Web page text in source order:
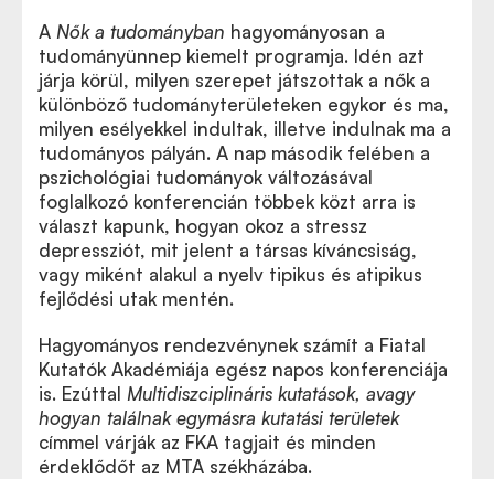
A Nők a tudományban hagyományosan a
tudományünnep kiemelt programja. Idén azt
járja körül, milyen szerepet játszottak a nők a
különböző tudományterületeken egykor és ma,
milyen esélyekkel indultak, illetve indulnak ma a
tudományos pályán. A nap második felében a
pszichológiai tudományok változásával
foglalkozó konferencián többek közt arra is
választ kapunk, hogyan okoz a stressz
depressziót, mit jelent a társas kíváncsiság,
vagy miként alakul a nyelv tipikus és atipikus
fejlődési utak mentén.
Hagyományos rendezvénynek számít a Fiatal
Kutatók Akadémiája egész napos konferenciája
is. Ezúttal Multidiszciplináris kutatások, avagy
hogyan találnak egymásra kutatási területek
címmel várják az FKA tagjait és minden
érdeklődőt az MTA székházába.